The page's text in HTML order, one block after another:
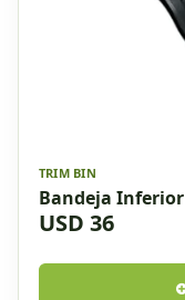
TRIM BIN
Bandeja
USD 36